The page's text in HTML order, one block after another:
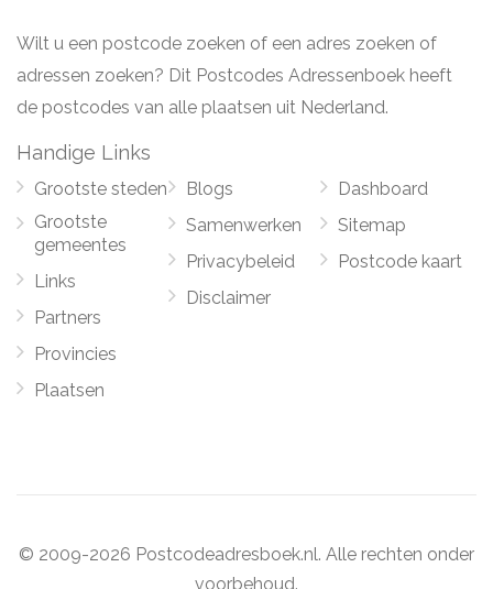
Wilt u een postcode zoeken of een adres zoeken of
adressen zoeken? Dit Postcodes Adressenboek heeft
de postcodes van alle plaatsen uit Nederland.
Handige Links
Grootste steden
Grootste
gemeentes
Links
Partners
Provincies
Plaatsen
Blogs
Samenwerken
Privacybeleid
Disclaimer
Dashboard
Sitemap
Postcode kaart
© 2009-2026 Postcodeadresboek.nl. Alle rechten onder
voorbehoud.